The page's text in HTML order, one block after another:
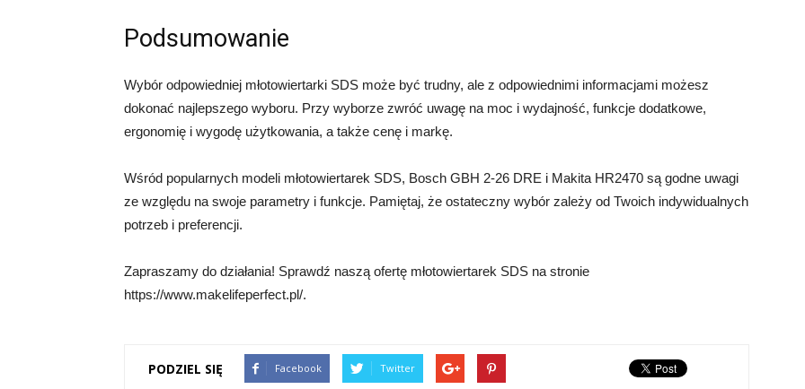
Podsumowanie
Wybór odpowiedniej młotowiertarki SDS może być trudny, ale z odpowiednimi informacjami możesz
dokonać najlepszego wyboru. Przy wyborze zwróć uwagę na moc i wydajność, funkcje dodatkowe,
ergonomię i wygodę użytkowania, a także cenę i markę.
Wśród popularnych modeli młotowiertarek SDS, Bosch GBH 2-26 DRE i Makita HR2470 są godne uwagi
ze względu na swoje parametry i funkcje. Pamiętaj, że ostateczny wybór zależy od Twoich indywidualnych
potrzeb i preferencji.
Zapraszamy do działania! Sprawdź naszą ofertę młotowiertarek SDS na stronie
https://www.makelifeperfect.pl/.
PODZIEL SIĘ Facebook Twitter